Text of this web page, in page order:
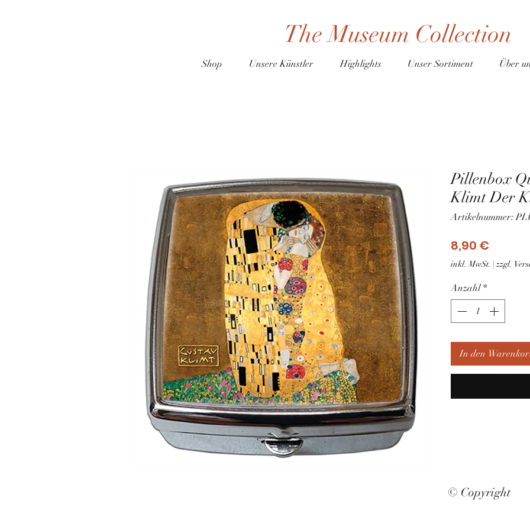
The Museum Collection
Shop Unsere Künstler Highlights Unser Sortiment Über
Pillenbox
Klimt Der
Artikelnummer:
8,90 €
inkl. MwSt. | zzgl.
Anzahl *
In den
© Copyright